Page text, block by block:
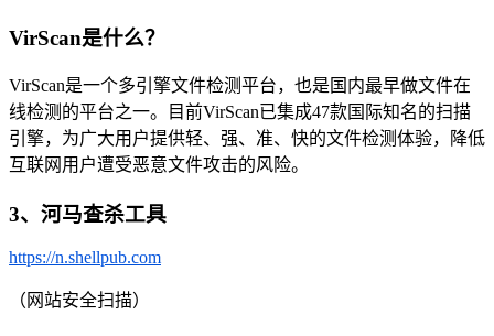
VirScan是什么？
VirScan是一个多引擎文件检测平台，也是国内最早做文件在
线检测的平台之一。目前VirScan已集成47款国际知名的扫描
引擎，为广大用户提供轻、强、准、快的文件检测体验，降低
互联网用户遭受恶意文件攻击的风险。
3、河马查杀工具
https://n.shellpub.com
（网站安全扫描）